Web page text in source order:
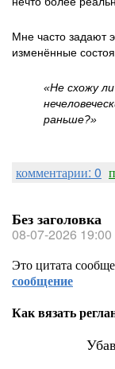
Мне часто задают
изменённые
«Не схожу
раньше?»
комментарии: 0
Без заголовка
08-07-2026 19:00
Это цитата
сообщение
Как вязать